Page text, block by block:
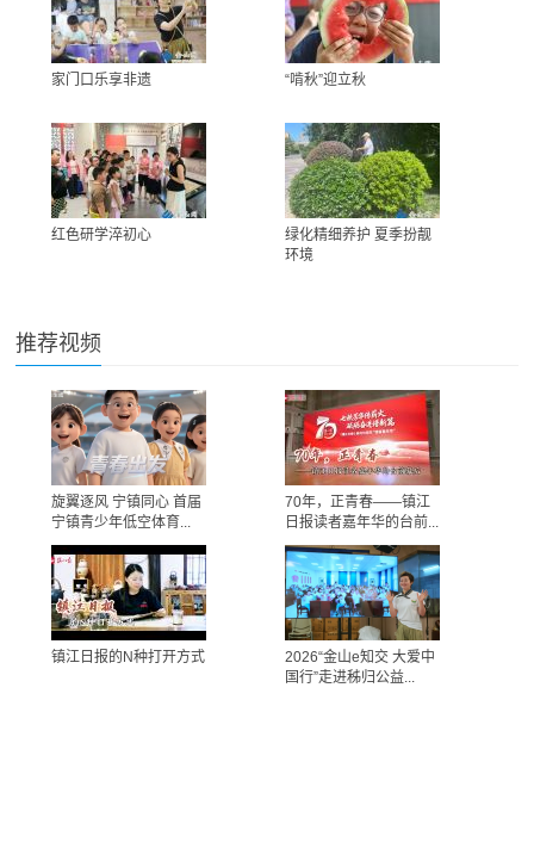
家门口乐享非遗 “啃秋”迎立秋
红色研学淬初心
绿化精细养护 夏季扮靓
环境
推荐视频
旋翼逐风 宁镇同心 首届
宁镇青少年低空体育...
70年，正青春——镇江
日报读者嘉年华的台前...
镇江日报的N种打开方式
2026“金山e知交 大爱中
国行”走进秭归公益...